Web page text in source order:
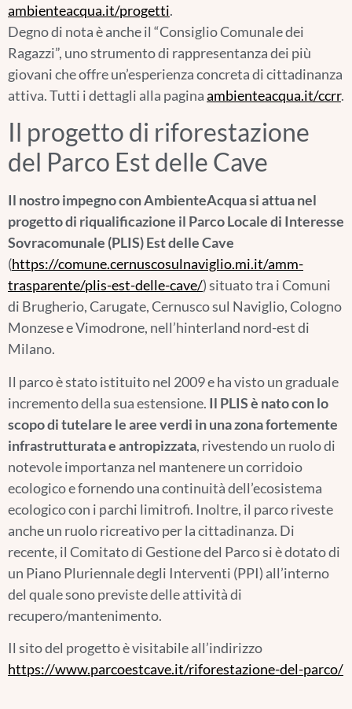
ambienteacqua.it/progetti.
Degno di nota è anche il “Consiglio Comunale dei
Ragazzi”, uno strumento di rappresentanza dei più
giovani che offre un’esperienza concreta di cittadinanza
attiva. Tutti i dettagli alla paginaambienteacqua.it/ccrr.
Il progetto di riforestazione
del Parco Est delle Cave
Il nostro impegno con AmbienteAcqua si attua nel
progetto di riqualificazione il Parco Locale di Interesse
Sovracomunale (PLIS) Est delle Cave
(https://comune.cernuscosulnaviglio.mi.it/amm-
trasparente/plis-est-delle-cave/) situato tra i Comuni
di Brugherio, Carugate, Cernusco sul Naviglio, Cologno
Monzese e Vimodrone, nell’hinterland nord-est di
Milano.
Il parco è stato istituito nel 2009 e ha visto un graduale
incremento della sua estensione. Il PLIS è nato con lo
scopo di tutelare le aree verdi in una zona fortemente
infrastrutturata e antropizzata, rivestendo un ruolo di
notevole importanza nel mantenere un corridoio
ecologico e fornendo una continuità dell’ecosistema
ecologico con i parchi limitrofi. Inoltre, il parco riveste
anche un ruolo ricreativo per la cittadinanza. Di
recente, il Comitato di Gestione del Parco si è dotato di
un Piano Pluriennale degli Interventi (PPI) all’interno
del quale sono previste delle attività di
recupero/mantenimento.
Il sito del progetto è visitabile all’indirizzo
https://www.parcoestcave.it/riforestazione-del-parco/